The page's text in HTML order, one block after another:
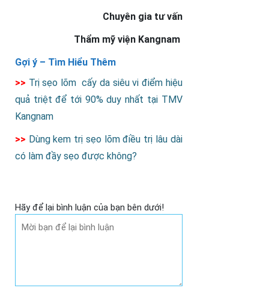
Chuyên gia tư vấn
Thẩm mỹ viện Kangnam
Gợi ý – Tìm Hiểu Thêm
>> Trị sẹo lõm cấy da siêu vi điểm hiệu
quả triệt để tới 90% duy nhất tại TMV
Kangnam
>> Dùng kem trị sẹo lõm điều trị lâu dài
có làm đầy sẹo được không?
Hãy để lại bình luận của bạn bên dưới!